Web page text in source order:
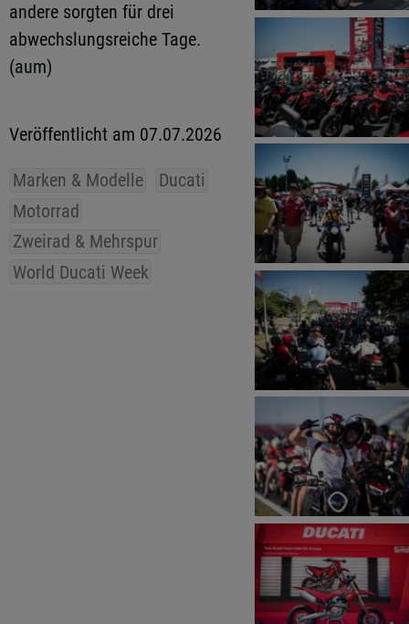
andere sorgten für drei
abwechslungsreiche Tage.
(aum)
Veröffentlicht am 07.07.2026
Marken & Modelle
Ducati
Motorrad
Zweirad & Mehrspur
World Ducati Week